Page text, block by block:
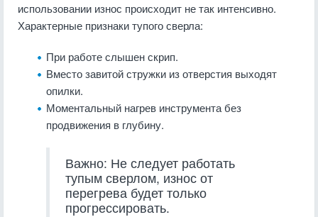
использовании износ происходит не так интенсивно.
Характерные признаки тупого сверла:
При работе слышен скрип.
Вместо завитой стружки из отверстия выходят
опилки.
Моментальный нагрев инструмента без
продвижения в глубину.
Важно: Не следует работать
тупым сверлом, износ от
перегрева будет только
прогрессировать.